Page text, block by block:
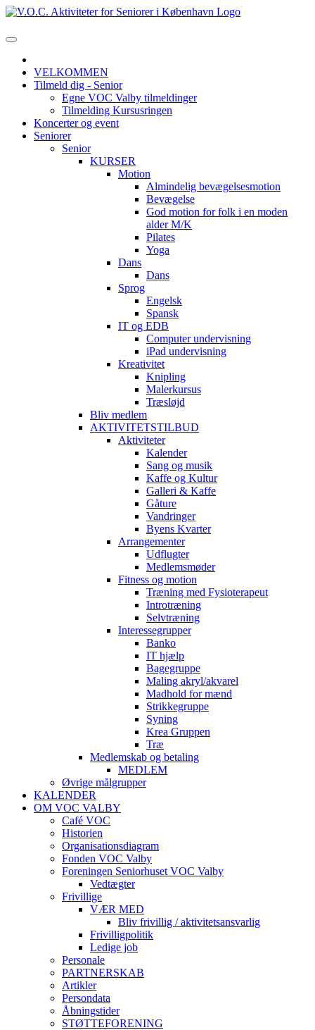
VELKOMMEN
Tilmeld dig - Senior
Egne VOC Valby tilmeldinger
Tilmelding Kursusringen
Koncerter og event
Seniorer
Senior
KURSER
Motion
Almindelig bevægelsesmotion
Bevægelse
God motion for folk i en moden
alder M/K
Pilates
Yoga
Dans
Dans
Sprog
Engelsk
Spansk
IT og EDB
Computer undervisning
iPad undervisning
Kreativitet
Knipling
Malerkursus
Træsløjd
Bliv medlem
AKTIVITETSTILBUD
Aktiviteter
Kalender
Sang og musik
Kaffe og Kultur
Galleri & Kaffe
Gåture
Vandringer
Byens Kvarter
Arrangementer
Udflugter
Medlemsmøder
Fitness og motion
Træning med Fysioterapeut
Introtræning
Selvtræning
Interessegrupper
Banko
IT hjælp
Bagegruppe
Maling akryl/akvarel
Madhold for mænd
Strikkegruppe
Syning
Krea Gruppen
Træ
Medlemskab og betaling
MEDLEM
Øvrige målgrupper
KALENDER
OM VOC VALBY
Café VOC
Historien
Organisationsdiagram
Fonden VOC Valby
Foreningen Seniorhuset VOC Valby
Vedtægter
Frivillige
VÆR MED
Bliv frivillig / aktivitetsansvarlig
Frivilligpolitik
Ledige job
Personale
PARTNERSKAB
Artikler
Persondata
Åbningstider
STØTTEFORENING